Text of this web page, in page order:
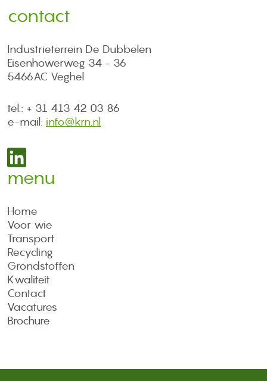
contact
Industrieterrein De Dubbelen
Eisenhowerweg 34 - 36
5466AC Veghel
tel.: + 31 413 42 03 86
e-mail: info@krn.nl
menu
Home
Voor wie
Transport
Recycling
Grondstoffen
Kwaliteit
Contact
Vacatures
Brochure